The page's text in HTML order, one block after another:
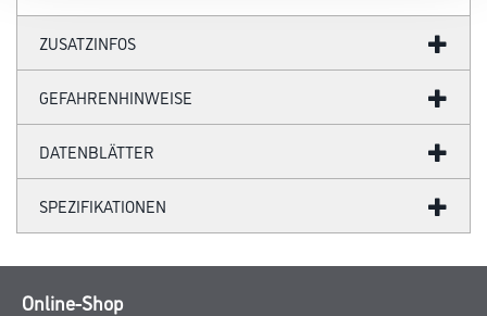
ZUSATZINFOS
GEFAHRENHINWEISE
DATENBLÄTTER
SPEZIFIKATIONEN
Online-Shop